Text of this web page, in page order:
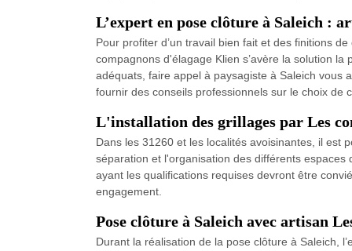
L’expert en pose clôture à Saleich :
Pour profiter d’un travail bien fait et des finitions
compagnons d'élagage Klien s’avère la solution
adéquats, faire appel à paysagiste à Saleich vous
fournir des conseils professionnels sur le choix de
L'installation des grillages par Les
Dans les 31260 et les localités avoisinantes, il est
séparation et l'organisation des différents
ayant les qualifications requises devront être
engagement.
Pose clôture à Saleich avec artisan
Durant la réalisation de la pose clôture à Saleich,